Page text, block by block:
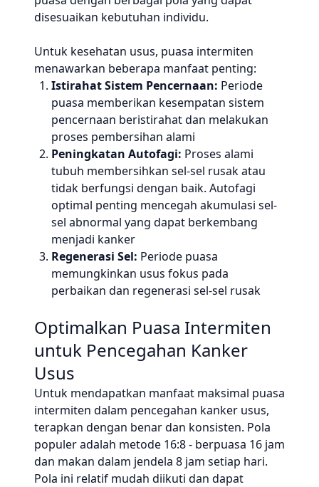
disesuaikan kebutuhan individu.
Untuk kesehatan usus, puasa intermiten
menawarkan beberapa manfaat penting:
Istirahat Sistem Pencernaan: Periode
puasa memberikan kesempatan sistem
pencernaan beristirahat dan melakukan
proses pembersihan alami
Peningkatan Autofagi: Proses alami
tubuh membersihkan sel-sel rusak atau
tidak berfungsi dengan baik. Autofagi
optimal penting mencegah akumulasi sel-
sel abnormal yang dapat berkembang
menjadi kanker
Regenerasi Sel: Periode puasa
memungkinkan usus fokus pada
perbaikan dan regenerasi sel-sel rusak
Optimalkan Puasa Intermiten
untuk Pencegahan Kanker
Usus
Untuk mendapatkan manfaat maksimal puasa
intermiten dalam pencegahan kanker usus,
terapkan dengan benar dan konsisten. Pola
populer adalah metode 16:8 - berpuasa 16 jam
dan makan dalam jendela 8 jam setiap hari.
Pola ini relatif mudah diikuti dan dapat